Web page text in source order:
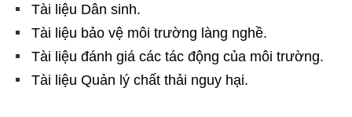
Tài liệu Dân sinh.
Tài liệu bảo vệ môi trường làng nghề.
Tài liệu đánh giá các tác động của môi trường.
Tài liệu Quản lý chất thải nguy hại.